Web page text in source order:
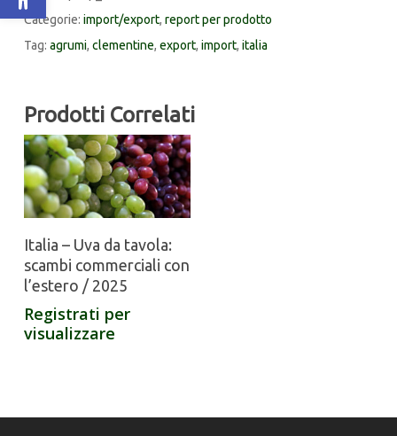
Categorie: import/export, report per prodotto
Tag: agrumi, clementine, export, import, italia
Prodotti Correlati
Italia – Uva da tavola:
scambi commerciali con
l’estero / 2025
Registrati per
visualizzare